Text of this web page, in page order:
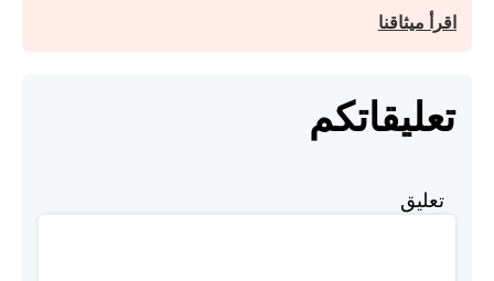
اقرأ ميثاقنا
تعليقاتكم
تعليق